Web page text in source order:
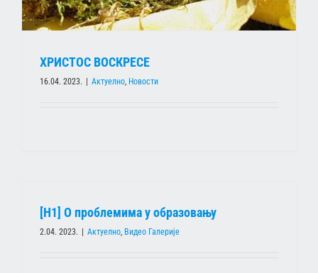
ХРИСТОС ВОСКРЕСЕ
16.04. 2023. | Актуелно, Новости
[Н1] O проблемима у образовању
2.04. 2023. Актуелно, Видео Галерије